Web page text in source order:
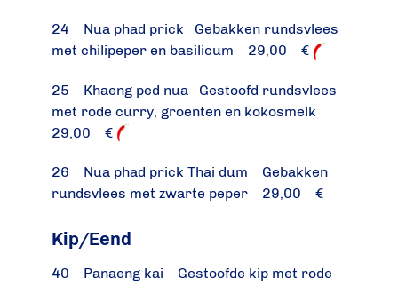
24 Nua phad prick Gebakken rundsvlees
met chilipeper en basilicum 29,00 €
25 Khaeng ped nua Gestoofd rundsvlees
met rode curry, groenten en kokosmelk
29,00 €
26 Nua phad prick Thai dum Gebakken
rundsvlees met zwarte peper 29,00 €
Kip/Eend
40 Panaeng kai Gestoofde kip met rode